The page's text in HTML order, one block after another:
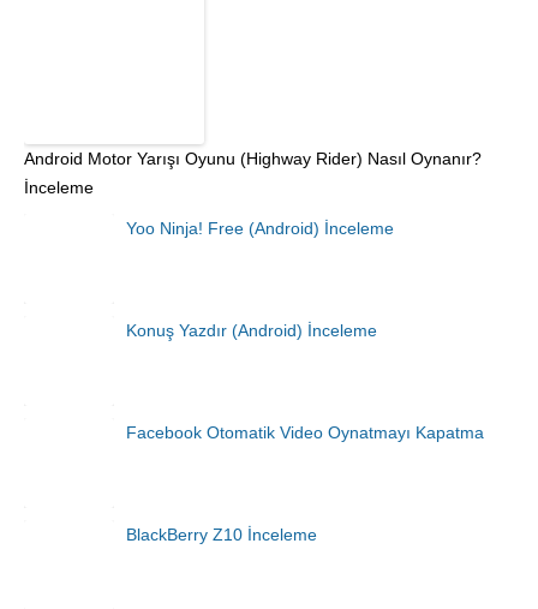
Android Motor Yarışı Oyunu (Highway Rider) Nasıl Oynanır?
İnceleme
Yoo Ninja! Free (Android) İnceleme
Konuş Yazdır (Android) İnceleme
Facebook Otomatik Video Oynatmayı Kapatma
BlackBerry Z10 İnceleme